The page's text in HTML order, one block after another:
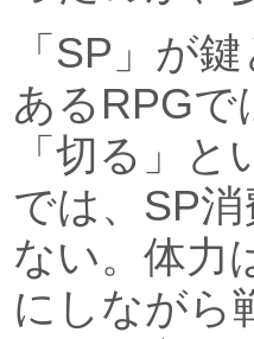
「SP」が
あるRPGで
「切る」
では、SP
ない。体力
にしながら